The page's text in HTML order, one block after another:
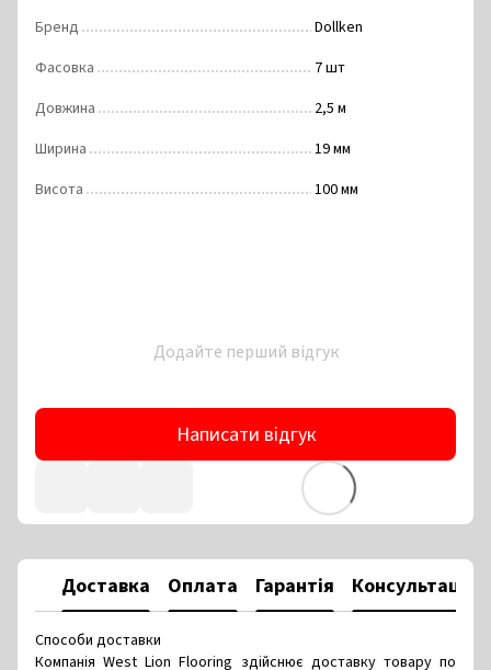
Бренд
Dollken
Фасовка
7 шт
Довжина
2,5 м
Ширина
19 мм
Висота
100 мм
Додайте перший відгук
Написати відгук
Доставка Оплата Гарантія Консультація
Способи доставки
Компанія West Lion Flooring здійснює доставку товару по